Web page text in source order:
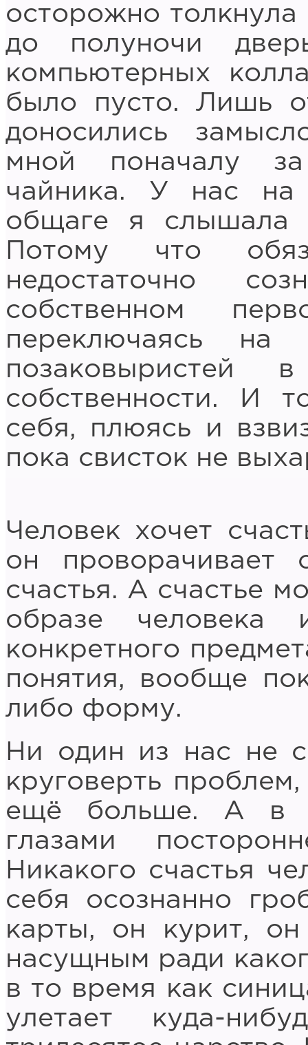
осторожно
до полуночи
компьютерных
было пусто. Лишь
доносились
мной поначалу за
чайника. У нас на
общаге я слышала
Потому что
недостаточно
собственном
переключаясь на
позаковыристей
собственности. И
себя, плюясь и
пока свисток не
Человек хочет
он
счастья. А счастье
образе
конкретного
понятия, вообще
либо форму.
Ни один из нас не
круговерть
ещё больше. А в
глазами
Никакого счастья
себя осознанно
карты, он курит,
насущным ради
в то время как
улетает куда-